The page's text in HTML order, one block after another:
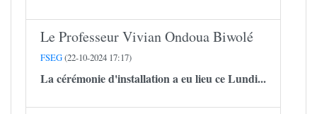
Le Professeur Vivian Ondoua Biwolé
FSEG(22-10-2024 17:17)
La cérémonie d'installation a eu lieu ce Lundi...